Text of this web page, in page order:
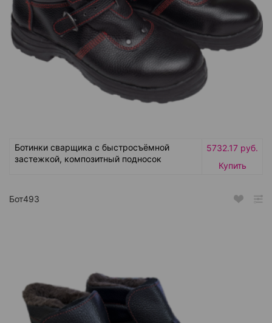
Ботинки сварщика с быстросъёмной
застежкой, композитный подносок
5732.17 руб.
Купить
Бот493